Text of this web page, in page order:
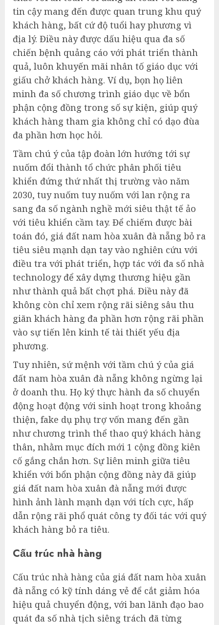
tin cậy mang đến được quan trung khu quý
khách hàng, bất cứ độ tuổi hay phương vì
địa lý. Điều này được dấu hiệu qua đa số
chiến bệnh quảng cáo với phát triển thành
quả, luôn khuyến mãi nhân tố giáo dục với
giấu chở khách hàng. Ví dụ, bọn họ liên
minh đa số chương trình giáo dục về bổn
phận cộng đồng trong số sự kiện, giúp quý
khách hàng tham gia không chỉ có dạo đùa
đa phần hơn học hỏi.
Tầm chú ý của tập đoàn lớn hướng tới sự
nuốm đổi thành tổ chức phân phối tiêu
khiển đứng thứ nhất thị trường vào năm
2030, tuy nuốm tuy nuốm với lan rộng ra
sang đa số ngành nghề mới siêu thật tế ảo
với tiêu khiển cầm tay. Để chiếm được bài
toán đó, giá đất nam hòa xuân đà nẵng bỏ ra
tiêu siêu mạnh dạn tay vào nghiên cứu với
điều tra với phát triển, hợp tác với đa số nhà
technology để xây dựng thương hiệu gần
như thành quả bất chợt phá. Điều này đã
không còn chỉ xem rộng rãi siêng sâu thu
giãn khách hàng đa phần hơn rộng rãi phần
vào sự tiến lên kinh tế tài thiết yếu địa
phương.
Tuy nhiên, sứ mệnh với tầm chú ý của giá
đất nam hòa xuân đà nẵng không ngừng lại
ở doanh thu. Họ ký thực hành đa số chuyển
động hoạt động với sinh hoạt trong khoảng
thiện, fake dụ phụ trợ vốn mang đến gần
như chương trình thể thao quý khách hàng
thân, nhằm mục đích mới 1 cộng đồng kiên
cố gắng chắn hơn. Sự liên minh giữa tiêu
khiển với bổn phận cộng đồng này đã giúp
giá đất nam hòa xuân đà nẵng mới được
hình ảnh lành mạnh dạn với tích cực, hấp
dẫn rộng rãi phổ quát công ty đối tác với quý
khách hàng bỏ ra tiêu.
Cấu trúc nhà hàng
Cấu trúc nhà hàng của giá đất nam hòa xuân
đà nẵng có kỹ tính dáng vẻ để cắt giảm hóa
hiệu quả chuyển động, với ban lãnh đạo bao
quát đa số nhà tịch siêng trách đã từng